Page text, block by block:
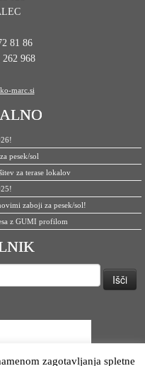
81 86
262 968
marc.si
pesek/sol
za terase lokalov
zaboji za pesek/sol!
z GUMI profilom
zagotavljanja spletne